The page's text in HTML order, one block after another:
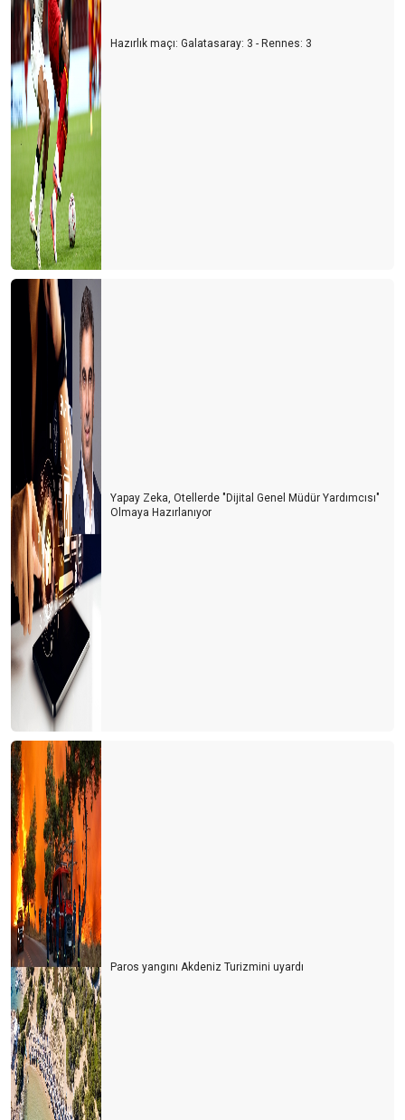
Hazırlık maçı: Galatasaray: 3 - Rennes: 3
Yapay Zeka, Otellerde "Dijital Genel Müdür Yardımcısı"
Olmaya Hazırlanıyor
Paros yangını Akdeniz Turizmini uyardı